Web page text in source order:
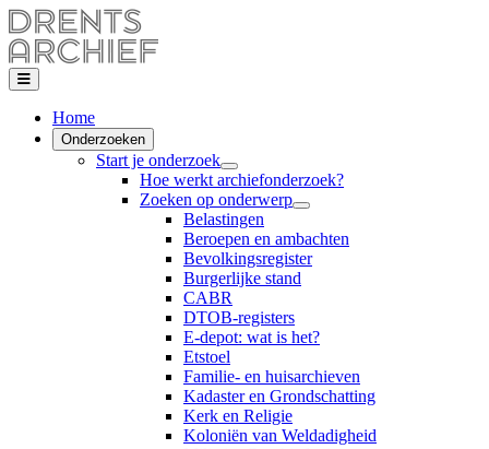
Home
Onderzoeken
Start je onderzoek
Hoe werkt archiefonderzoek?
Zoeken op onderwerp
Belastingen
Beroepen en ambachten
Bevolkingsregister
Burgerlijke stand
CABR
DTOB-registers
E-depot: wat is het?
Etstoel
Familie- en huisarchieven
Kadaster en Grondschatting
Kerk en Religie
Koloniën van Weldadigheid